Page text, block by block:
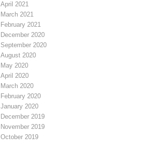
April 2021
March 2021
February 2021
December 2020
September 2020
August 2020
May 2020
April 2020
March 2020
February 2020
January 2020
December 2019
November 2019
October 2019